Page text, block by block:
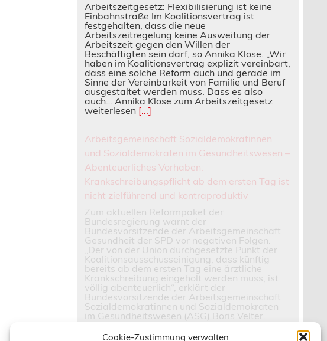
Cookie-Zustimmung verwalten
Arbeitszeitgesetz: Flexibilisierung ist keine
Einbahnstraße Im Koalitionsvertrag ist
festgehalten, dass die neue
Arbeitszeitregelung keine Ausweitung der
Arbeitszeit gegen den Willen der
Beschäftigten sein darf, so Annika Klose. „Wir
haben im Koalitionsvertrag explizit vereinbart,
dass eine solche Reform auch und gerade im
Sinne der Vereinbarkeit von Familie und Beruf
ausgestaltet werden muss. Dass es also
auch… Annika Klose zum Arbeitszeitgesetz
weiterlesen [...]
Arbeitsgemeinschaft Sozialdemokratinnen
und Sozialdemokraten im Gesundheitswesen –
Abenteuerliches Vorhaben:
Krankschreibungspflicht ab dem ersten Tag ist
nicht zielführend und kontraproduktiv
Zum aktuellen Reformpaket der
Bundesregierung warnt der
Bundesvorsitzende der Arbeitsgemeinschaft
Gesundheit der SPD vor negativen Folgen.
„Der von der Union durchgesetzte Punkt der
Koalitionsausschusseinigung, dass künftig
bereits ab dem ersten Tag eine ärztliche
Krankschreibung eingeholt werden muss, ist
völlig abenteuerlich“, erklärt der
Bundesvorsitzende der Arbeitsgemeinschaft
Sozialdemokratinnen und Sozialdemokraten
im Gesundheitswesen (ASG) Boris Velter.
„Wenn nun… Arbeitsgemeinschaft
Sozialdemokratinnen und Sozialdemokraten